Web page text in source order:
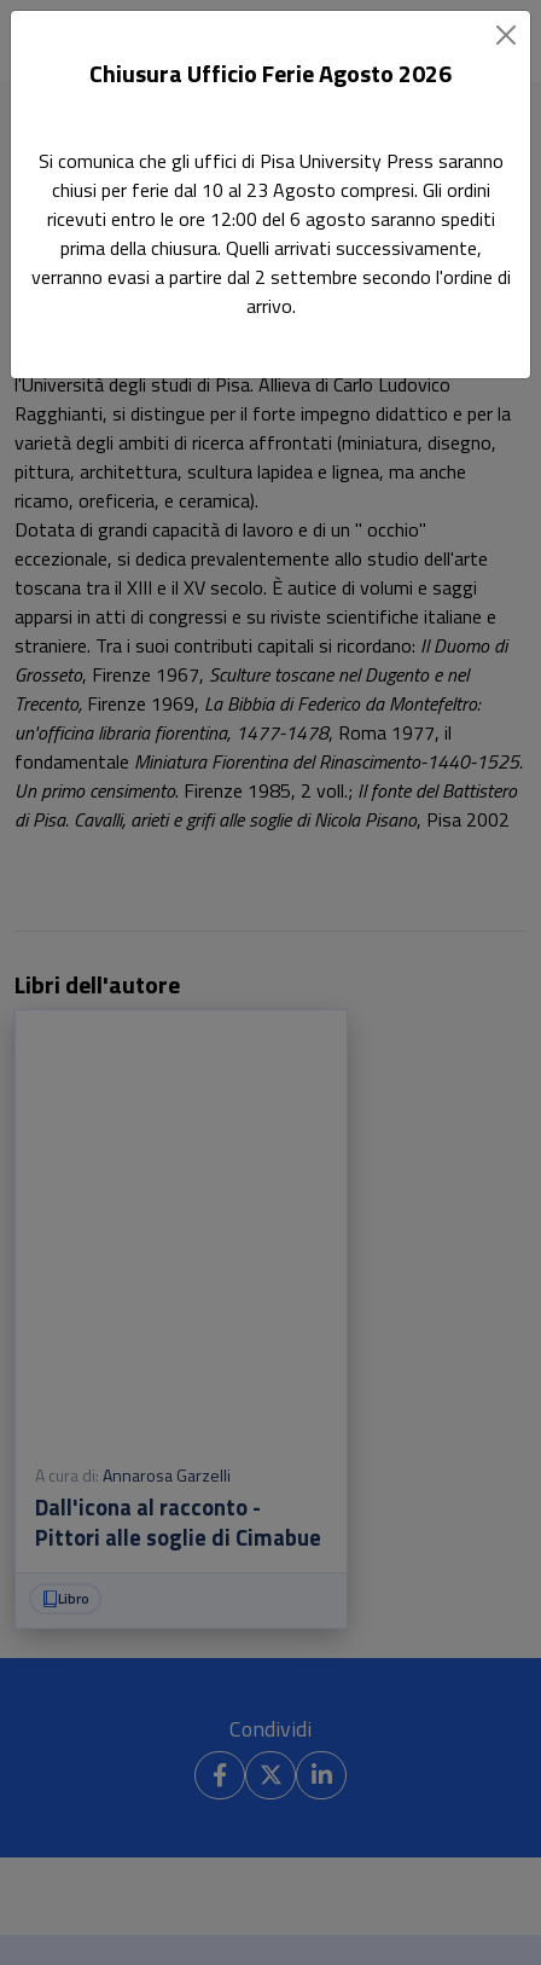
Annarosa Garzelli
Pagina di Annarosa Garzelli
l'Università degli studi di Pisa. Allieva di Carlo Ludovico
Ragghianti, si distingue per il forte impegno didattico e per la
varietà degli ambiti di ricerca affrontati (miniatura, disegno,
pittura, architettura, scultura lapidea e lignea, ma anche
ricamo, oreficeria, e ceramica).
Dotata di grandi capacità di lavoro e di un " occhio"
eccezionale, si dedica prevalentemente allo studio dell'arte
toscana tra il XIII e il XV secolo. È autice di volumi e saggi
apparsi in atti di congressi e su riviste scientifiche italiane e
straniere. Tra i suoi contributi capitali si ricordano: Il Duomo di
Grosseto, Firenze 1967, Sculture toscane nel Dugento e nel
Trecento, Firenze 1969, La Bibbia di Federico da Montefeltro:
un'officina libraria fiorentina, 1477-1478, Roma 1977, il
fondamentale Miniatura Fiorentina del Rinascimento-1440-1525.
Un primo censimento. Firenze 1985, 2 voll.; Il fonte del Battistero
di Pisa. Cavalli, arieti e grifi alle soglie di Nicola Pisano, Pisa 2002
Libri dell'autore
A cura di:Annarosa Garzelli
Dall'icona al racconto -
Pittori alle soglie di Cimabue
Libro
Condividi
Chiusura Ufficio Ferie Agosto 2026
Si comunica che gli uffici di Pisa University Press saranno
chiusi per ferie dal 10 al 23 Agosto compresi. Gli ordini
ricevuti entro le ore 12:00 del 6 agosto saranno spediti
prima della chiusura. Quelli arrivati successivamente,
verranno evasi a partire dal 2 settembre secondo l'ordine di
arrivo.